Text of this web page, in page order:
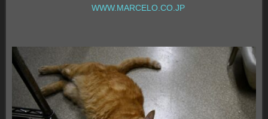
WWW.MARCELO.CO.JP